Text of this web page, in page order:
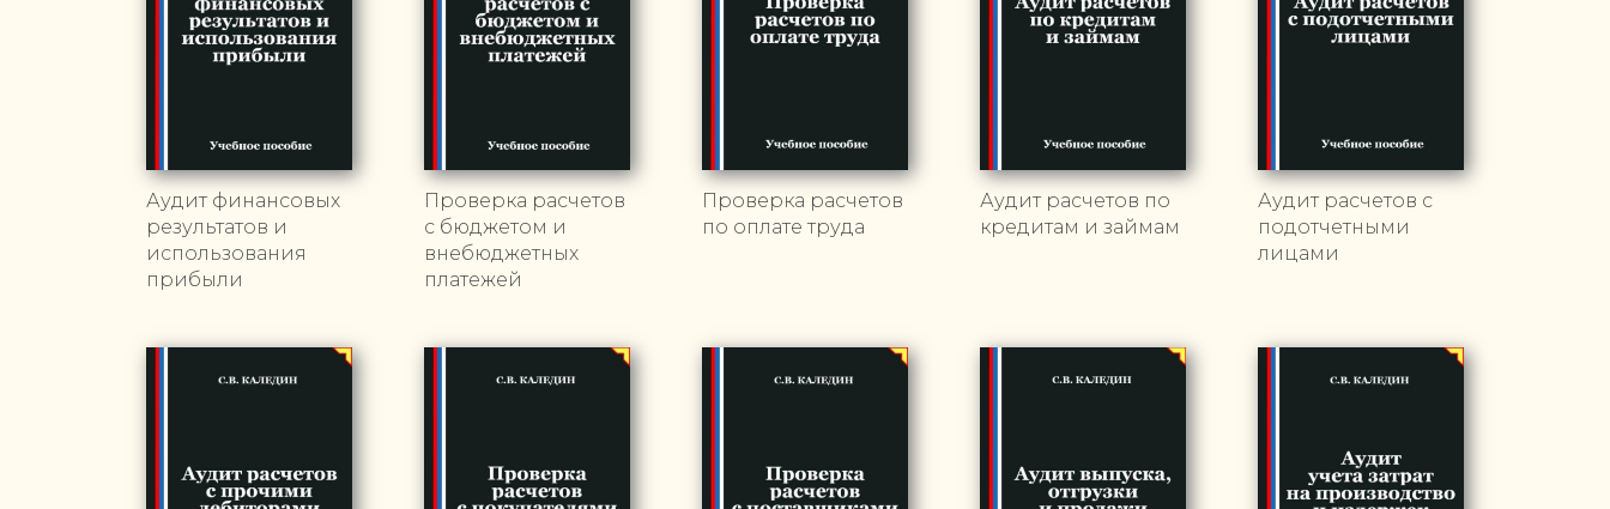
Аудит финансовых
результатов и
использования
прибыли
Проверка расчетов
с бюджетом и
внебюджетных
платежей
Проверка расчетов
по оплате труда
Аудит расчетов по
кредитам и займам
Аудит расчетов с
подотчетными
лицами